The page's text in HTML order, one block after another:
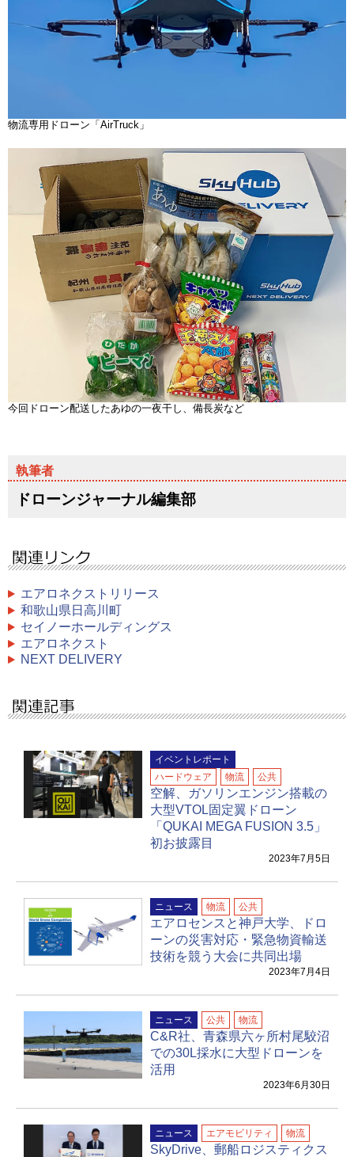
物流専用ドローン「AirTruck」
今回ドローン配送したあゆの一夜干し、備長炭など
ドローンジャーナル編集部
エアロネクストリリース
和歌山県日高川町
セイノーホールディングス
エアロネクスト
NEXT DELIVERY
イベントレポート
ハードウェア
物流 公共
空解、ガソリンエンジン搭載の
大型VTOL固定翼ドローン
「QUKAI MEGA FUSION 3.5」
初お披露目
2023年7月5日
ニュース 物流 公共
エアロセンスと神戸大学、ドロ
ーンの災害対応・緊急物資輸送
技術を競う大会に共同出場
2023年7月4日
ニュース 公共 物流
C&R社、青森県六ヶ所村尾駮沼
での30L採水に大型ドローンを
活用
2023年6月30日
ニュース エアモビリティ 物流
SkyDrive、郵船ロジスティクス